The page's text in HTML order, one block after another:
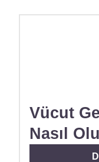
Vücut
Nasıl